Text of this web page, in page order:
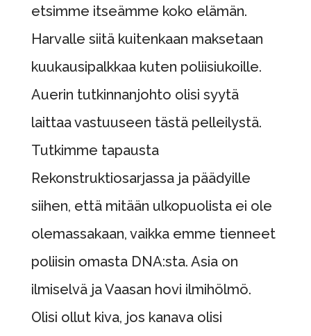
etsimme itseämme koko elämän.
Harvalle siitä kuitenkaan maksetaan
kuukausipalkkaa kuten poliisiukoille.
Auerin tutkinnanjohto olisi syytä
laittaa vastuuseen tästä pelleilystä.
Tutkimme tapausta
Rekonstruktiosarjassa ja päädyille
siihen, että mitään ulkopuolista ei ole
olemassakaan, vaikka emme tienneet
poliisin omasta DNA:sta. Asia on
ilmiselvä ja Vaasan hovi ilmihölmö.
Olisi ollut kiva, jos kanava olisi